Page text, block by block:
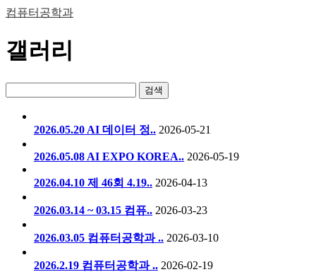
컴퓨터공학과
갤러리
검색
2026.05.20 AI 데이터 정.. 2026-05-21
2026.05.08 AI EXPO KOREA.. 2026-05-19
2026.04.10 제 46회 4.19.. 2026-04-13
2026.03.14 ~ 03.15 컴퓨.. 2026-03-23
2026.03.05 컴퓨터공학과 .. 2026-03-10
2026.2.19 컴퓨터공학과 .. 2026-02-19